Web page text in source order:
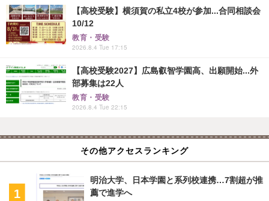
【高校受験】横須賀の私立4校が参加...合同相談会
10/12
教育・受験
2026.8.4 Tue 17:15
【高校受験2027】広島叡智学園高、出願開始...外
部募集は22人
教育・受験
2026.8.4 Tue 22:15
その他アクセスランキング
明治大学、日本学園と系列校連携…7割超が推
薦で進学へ